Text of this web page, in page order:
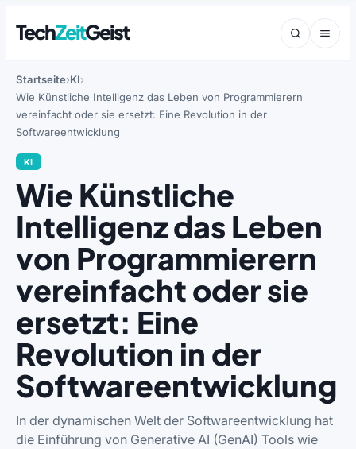
TechZeitGeist
Startseite KI
Wie Künstliche Intelligenz das Leben von Programmierern
vereinfacht oder sie ersetzt: Eine Revolution in der
Softwareentwicklung
KI
Wie Künstliche
Intelligenz das Leben
von Programmierern
vereinfacht oder sie
ersetzt: Eine
Revolution in der
Softwareentwicklung
In der dynamischen Welt der Softwareentwicklung hat
die Einführung von Generative AI (GenAI) Tools wie